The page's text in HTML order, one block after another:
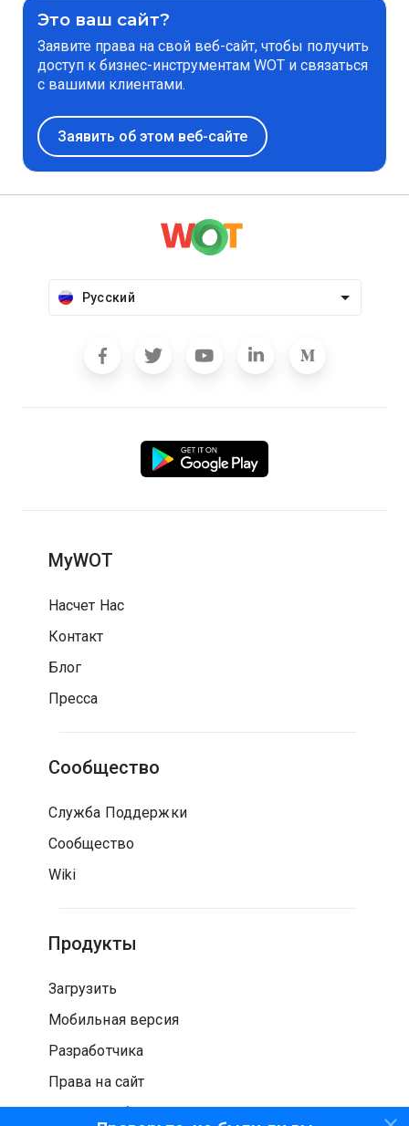
Это ваш сайт?
Заявите права на свой веб-сайт, чтобы получить
доступ к бизнес-инструментам WOT и связаться
с вашими клиентами.
Заявить об этом веб-сайте
Русский
MyWOT
Насчет Нас
Контакт
Блог
Пресса
Сообщество
Служба Поддержки
Сообщество
Wiki
Продукты
Загрузить
Мобильная версия
Разработчика
Права на сайт
Проверка безопасности